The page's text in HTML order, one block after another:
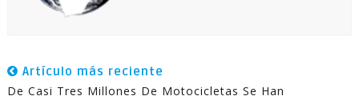
Artículo más reciente
De Casi Tres Millones De Motocicletas Se Han